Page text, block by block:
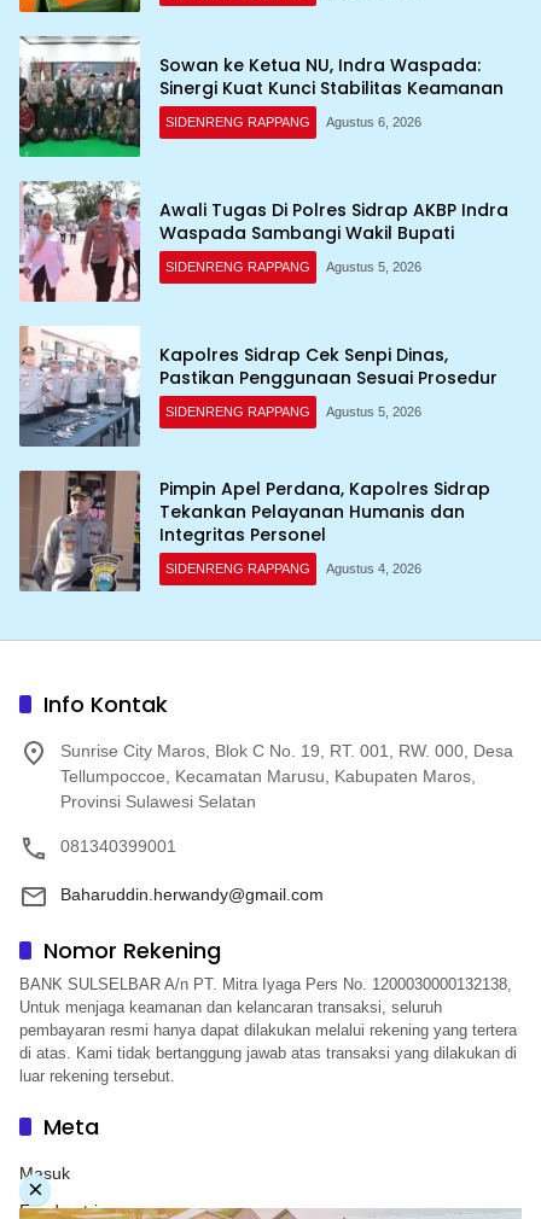
Sowan ke Ketua NU, Indra Waspada:
Sinergi Kuat Kunci Stabilitas Keamanan
SIDENRENG RAPPANG Agustus 6, 2026
Awali Tugas Di Polres Sidrap AKBP Indra
Waspada Sambangi Wakil Bupati
SIDENRENG RAPPANG Agustus 5, 2026
Kapolres Sidrap Cek Senpi Dinas,
Pastikan Penggunaan Sesuai Prosedur
SIDENRENG RAPPANG Agustus 5, 2026
Pimpin Apel Perdana, Kapolres Sidrap
Tekankan Pelayanan Humanis dan
Integritas Personel
SIDENRENG RAPPANG Agustus 4, 2026
Info Kontak
Sunrise City Maros, Blok C No. 19, RT. 001, RW. 000, Desa
Tellumpoccoe, Kecamatan Marusu, Kabupaten Maros,
Provinsi Sulawesi Selatan
081340399001
Baharuddin.herwandy@gmail.com
Nomor Rekening
BANK SULSELBAR A/n PT. Mitra Iyaga Pers No. 1200030000132138,
Untuk menjaga keamanan dan kelancaran transaksi, seluruh
pembayaran resmi hanya dapat dilakukan melalui rekening yang tertera
di atas. Kami tidak bertanggung jawab atas transaksi yang dilakukan di
luar rekening tersebut.
Meta
Masuk
Feed entri
×